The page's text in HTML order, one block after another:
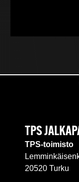
TPS
TPS-toimisto
20520 Turku